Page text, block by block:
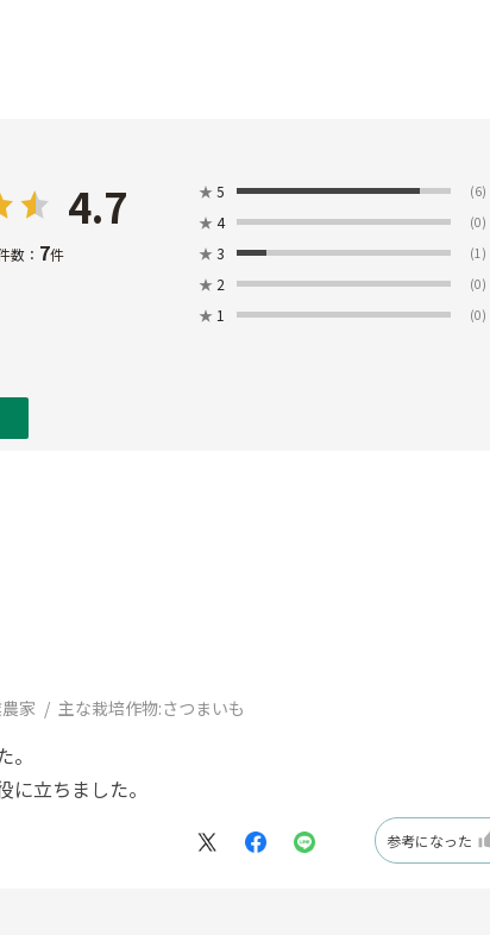
4.7
数： 7件
★ 5 (6)
★ 4 (0)
★ 3 (1)
★ 2 (0)
★ 1 (0)
家 主な栽培作物:さつまいも
立ちました。
参考になった